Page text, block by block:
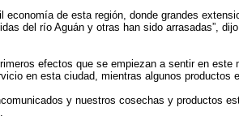
economía de esta región, donde grandes
del río Aguán y otras han sido arrasadas”,
efectos que se empiezan a sentir en este
en esta ciudad, mientras algunos productos
y nuestros cosechas y productos